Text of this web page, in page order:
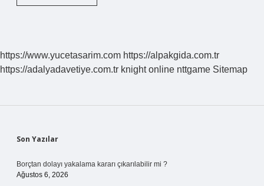
Olayı
Mu
Yanlış
https://www.yucetasarim.com https://alpakgida.com.tr
https://adalyadavetiye.com.tr knight online nttgame Sitemap
Sidebar
Son Yazılar
Borçtan dolayı yakalama kararı çıkarılabilir mi ?
Ağustos 6, 2026